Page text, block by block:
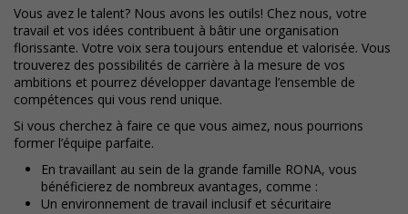
Vous avez le talent? Nous avons les outils! Chez nous, votre
travail et vos idées contribuent à bâtir une organisation
florissante. Votre voix sera toujours entendue et valorisée. Vous
trouverez des possibilités de carrière à la mesure de vos
ambitions et pourrez développer davantage l’ensemble de
compétences qui vous rend unique.
Si vous cherchez à faire ce que vous aimez, nous pourrions
former l’équipe parfaite.
En travaillant au sein de la grande famille RONA, vous
bénéficierez de nombreux avantages, comme :
Un environnement de travail inclusif et sécuritaire